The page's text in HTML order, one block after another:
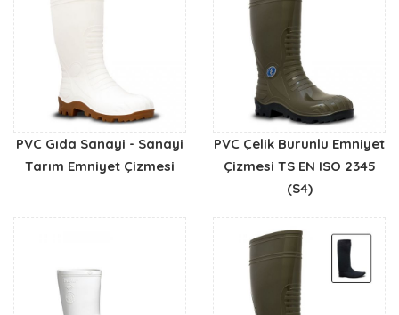
PVC Gıda Sanayi - Sanayi
Tarım Emniyet Çizmesi
PVC Çelik Burunlu Emniyet
Çizmesi TS EN ISO 2345
(S4)